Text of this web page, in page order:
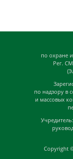
по охране
Рег.
по надзору в
и массовых
Copyright